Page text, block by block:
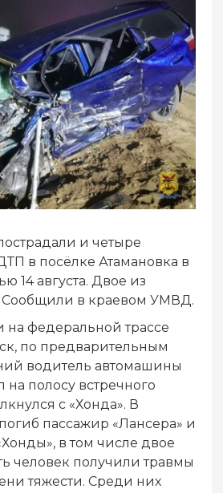
и четыре
в посёлке Атамановка в
14 августа. Двое из
Сообщили в краевом УМВД.
на федеральной трассе
по предварительным
водитель автомашины
на полосу встречного
с «Хонда». В
пассажир «Лансера» и
в том числе двое
человек получили травмы
тяжести. Среди них